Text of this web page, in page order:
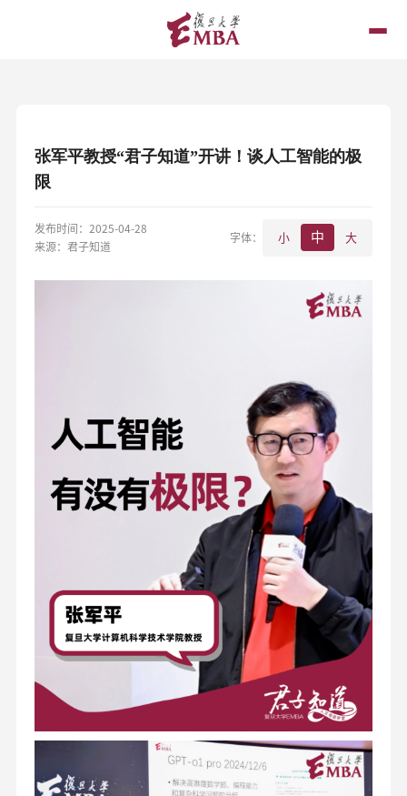
张军平教授“君子知道”开讲！谈人工智能的极
限
发布时间：2025-04-28
来源：君子知道
字体： 小 中 大